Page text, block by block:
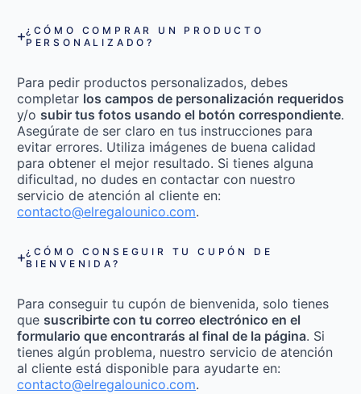
¿CÓMO COMPRAR UN PRODUCTO
PERSONALIZADO?
Para pedir productos personalizados, debes
completar los campos de personalización requeridos
y/o subir tus fotos usando el botón correspondiente.
Asegúrate de ser claro en tus instrucciones para
evitar errores. Utiliza imágenes de buena calidad
para obtener el mejor resultado. Si tienes alguna
dificultad, no dudes en contactar con nuestro
servicio de atención al cliente en:
contacto@elregalounico.com.
¿CÓMO CONSEGUIR TU CUPÓN DE
BIENVENIDA?
Para conseguir tu cupón de bienvenida, solo tienes
que suscribirte con tu correo electrónico en el
formulario que encontrarás al final de la página. Si
tienes algún problema, nuestro servicio de atención
al cliente está disponible para ayudarte en:
contacto@elregalounico.com.